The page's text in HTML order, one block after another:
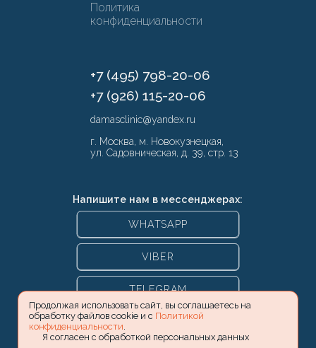
Продолжая использовать сайт, вы соглашаетесь на
обработку файлов cookie и с Политикой
конфиденциальности
Я согласен с обработкой персональных данных
Политика
конфиденциальности
+7 (495) 798-20-06
+7 (926) 115-20-06
damasclinic@yandex.ru
г. Москва, м. Новокузнецкая,
ул. Садовническая, д. 39, стр. 13
Напишите нам в мессенджерах:
WHATSAPP
VIBER
TELEGRAM